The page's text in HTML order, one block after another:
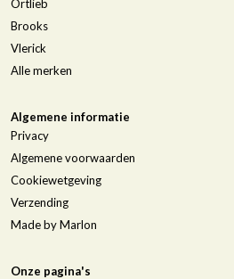
Ortlieb
Brooks
Vlerick
Alle merken
Algemene informatie
Privacy
Algemene voorwaarden
Cookiewetgeving
Verzending
Made by Marlon
Onze pagina's